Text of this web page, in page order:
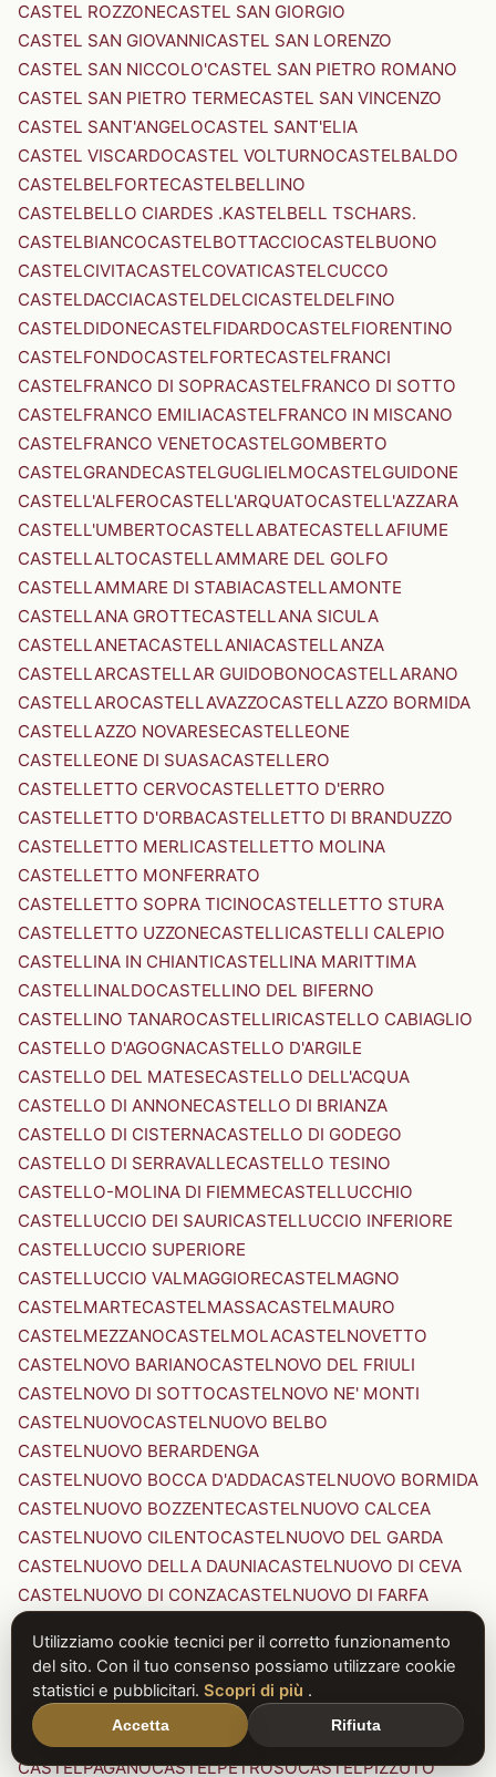
CASTEL ROZZONECASTEL SAN GIORGIO
CASTEL SAN GIOVANNICASTEL SAN LORENZO
CASTEL SAN NICCOLO'CASTEL SAN PIETRO ROMANO
CASTEL SAN PIETRO TERMECASTEL SAN VINCENZO
CASTEL SANT'ANGELOCASTEL SANT'ELIA
CASTEL VISCARDOCASTEL VOLTURNOCASTELBALDO
CASTELBELFORTECASTELBELLINO
CASTELBELLO CIARDES .KASTELBELL TSCHARS.
CASTELBIANCOCASTELBOTTACCIOCASTELBUONO
CASTELCIVITACASTELCOVATICASTELCUCCO
CASTELDACCIACASTELDELCICASTELDELFINO
CASTELDIDONECASTELFIDARDOCASTELFIORENTINO
CASTELFONDOCASTELFORTECASTELFRANCI
CASTELFRANCO DI SOPRACASTELFRANCO DI SOTTO
CASTELFRANCO EMILIACASTELFRANCO IN MISCANO
CASTELFRANCO VENETOCASTELGOMBERTO
CASTELGRANDECASTELGUGLIELMOCASTELGUIDONE
CASTELL'ALFEROCASTELL'ARQUATOCASTELL'AZZARA
CASTELL'UMBERTOCASTELLABATECASTELLAFIUME
CASTELLALTOCASTELLAMMARE DEL GOLFO
CASTELLAMMARE DI STABIACASTELLAMONTE
CASTELLANA GROTTECASTELLANA SICULA
CASTELLANETACASTELLANIACASTELLANZA
CASTELLARCASTELLAR GUIDOBONOCASTELLARANO
CASTELLAROCASTELLAVAZZOCASTELLAZZO BORMIDA
CASTELLAZZO NOVARESECASTELLEONE
CASTELLEONE DI SUASACASTELLERO
CASTELLETTO CERVOCASTELLETTO D'ERRO
CASTELLETTO D'ORBACASTELLETTO DI BRANDUZZO
CASTELLETTO MERLICASTELLETTO MOLINA
CASTELLETTO MONFERRATO
CASTELLETTO SOPRA TICINOCASTELLETTO STURA
CASTELLETTO UZZONECASTELLICASTELLI CALEPIO
CASTELLINA IN CHIANTICASTELLINA MARITTIMA
CASTELLINALDOCASTELLINO DEL BIFERNO
CASTELLINO TANAROCASTELLIRICASTELLO CABIAGLIO
CASTELLO D'AGOGNACASTELLO D'ARGILE
CASTELLO DEL MATESECASTELLO DELL'ACQUA
CASTELLO DI ANNONECASTELLO DI BRIANZA
CASTELLO DI CISTERNACASTELLO DI GODEGO
CASTELLO DI SERRAVALLECASTELLO TESINO
CASTELLO-MOLINA DI FIEMMECASTELLUCCHIO
CASTELLUCCIO DEI SAURICASTELLUCCIO INFERIORE
CASTELLUCCIO SUPERIORE
CASTELLUCCIO VALMAGGIORECASTELMAGNO
CASTELMARTECASTELMASSACASTELMAURO
CASTELMEZZANOCASTELMOLACASTELNOVETTO
CASTELNOVO BARIANOCASTELNOVO DEL FRIULI
CASTELNOVO DI SOTTOCASTELNOVO NE' MONTI
CASTELNUOVOCASTELNUOVO BELBO
CASTELNUOVO BERARDENGA
CASTELNUOVO BOCCA D'ADDACASTELNUOVO BORMIDA
CASTELNUOVO BOZZENTECASTELNUOVO CALCEA
CASTELNUOVO CILENTOCASTELNUOVO DEL GARDA
CASTELNUOVO DELLA DAUNIACASTELNUOVO DI CEVA
CASTELNUOVO DI CONZACASTELNUOVO DI FARFA
CASTELNUOVO DI PORTO CASTELNUOVO DON BOSCO
CASTELNUOVO MAGRACASTELNUOVO NIGRA
CASTELNUOVO PARANOCASTELNUOVO RANGONE
CASTELNUOVO SCRIVIA
CASTELNUOVO VAL DI CECINA
CASTELPAGANOCASTELPETROSOCASTELPIZZUTO
Utilizziamo cookie tecnici per il corretto funzionamento
del sito. Con il tuo consenso possiamo utilizzare cookie
statistici e pubblicitari. Scopri di più .
Accetta Rifiuta